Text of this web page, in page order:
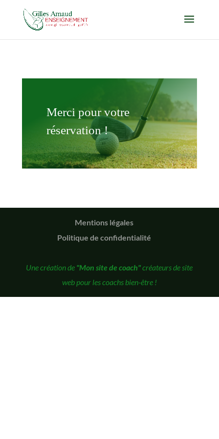
Merci pour votre
réservation !
Mentions légales
Politique de confidentialité
Une création de "Mon site de coach"créateurs de site
web pour les coachs bien-être !